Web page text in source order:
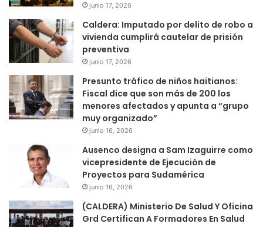
junio 17, 2026
Caldera: Imputado por delito de robo a
vivienda cumplirá cautelar de prisión
preventiva
junio 17, 2026
Presunto tráfico de niños haitianos:
Fiscal dice que son más de 200 los
menores afectados y apunta a “grupo
muy organizado”
junio 16, 2026
Ausenco designa a Sam Izaguirre como
vicepresidente de Ejecución de
Proyectos para Sudamérica
junio 16, 2026
(CALDERA) Ministerio De Salud Y Oficina
Grd Certifican A Formadores En Salud